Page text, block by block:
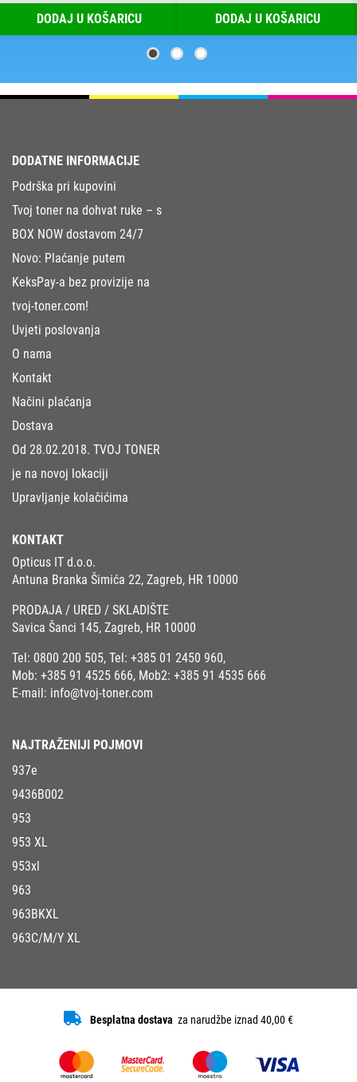
DODAJ U KOŠARICU DODAJ U KOŠARICU
DODATNE INFORMACIJE
Podrška pri kupovini
Tvoj toner na dohvat ruke – s
BOX NOW dostavom 24/7
Novo: Plaćanje putem
KeksPay-a bez provizije na
tvoj-toner.com!
Uvjeti poslovanja
O nama
Kontakt
Načini plaćanja
Dostava
Od 28.02.2018. TVOJ TONER
je na novoj lokaciji
Upravljanje kolačićima
KONTAKT
Opticus IT d.o.o.
Antuna Branka Šimića 22, Zagreb, HR 10000
PRODAJA / URED / SKLADIŠTE
Savica Šanci 145, Zagreb, HR 10000
Tel: 0800 200 505, Tel: +385 01 2450 960,
Mob: +385 91 4525 666, Mob2: +385 91 4535 666
E-mail: info@tvoj-toner.com
NAJTRAŽENIJI POJMOVI
937e
9436B002
953
953 XL
953xl
963
963BKXL
963C/M/Y XL
Besplatna dostava za narudžbe iznad 40,00 €